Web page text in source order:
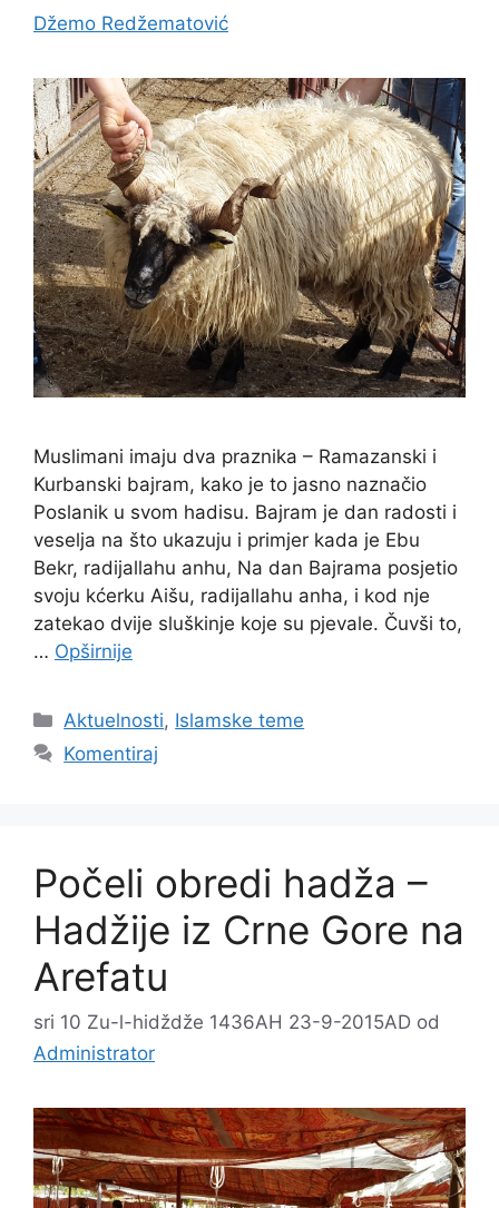
Džemo Redžematović
Muslimani imaju dva praznika – Ramazanski i
Kurbanski bajram, kako je to jasno naznačio
Poslanik u svom hadisu. Bajram je dan radosti i
veselja na što ukazuju i primjer kada je Ebu
Bekr, radijallahu anhu, Na dan Bajrama posjetio
svoju kćerku Aišu, radijallahu anha, i kod nje
zatekao dvije sluškinje koje su pjevale. Čuvši to,
… Opširnije
Kategorije
Aktuelnosti, Islamske teme
Komentiraj
Počeli obredi hadža –
Hadžije iz Crne Gore na
Arefatu
sri 10 Zu-l-hidždže 1436AH 23-9-2015AD od
Administrator